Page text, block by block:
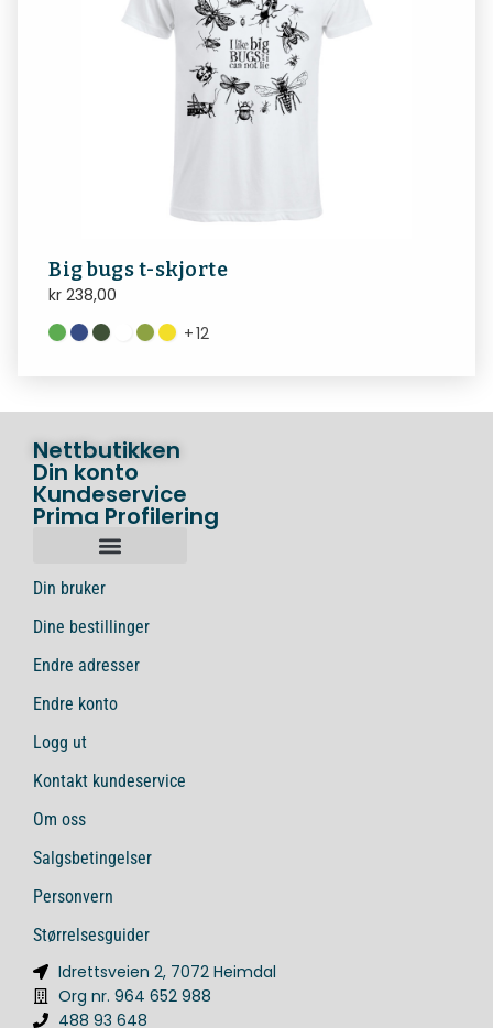
Big bugs t-skjorte
kr 238,00
+12
Nettbutikken
Din konto
Kundeservice
Prima Profilering
Din bruker
Dine bestillinger
Endre adresser
Endre konto
Logg ut
Kontakt kundeservice
Om oss
Salgsbetingelser
Personvern
Størrelsesguider
Idrettsveien 2, 7072 Heimdal
Org nr. 964 652 988
488 93 648